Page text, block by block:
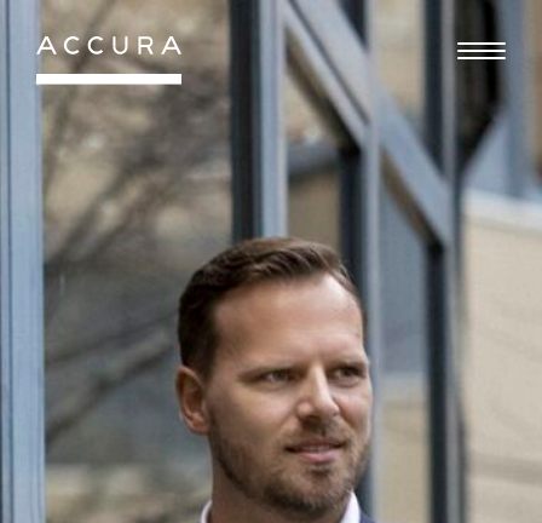
Gå
indhold